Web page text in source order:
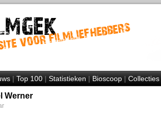
|Top 100|Statistieken|Bioscoop|Collecties
Werner